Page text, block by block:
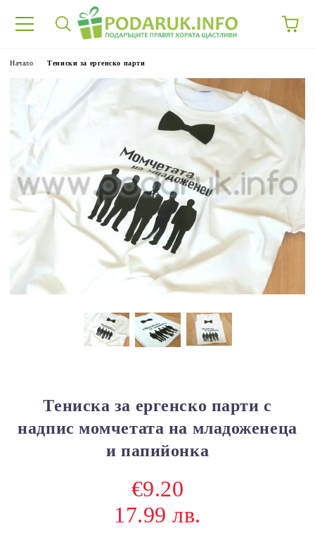
Начало Тениски за ергенско парти
Тениска за ергенско парти с
надпис момчетата на младоженеца
и папийонка
€9.20
17.99 лв.